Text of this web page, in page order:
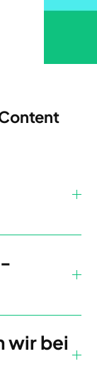
wir bei